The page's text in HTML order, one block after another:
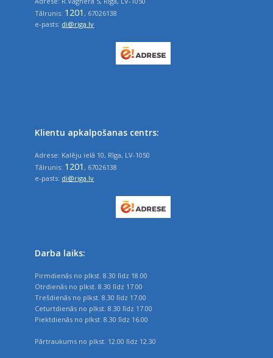
Tālrunis: 1201, 67026138
e-pasts: di@riga.lv
Klientu apkalpošanas centrs:
Adrese: Kalēju ielā 10, Rīga, LV-1050
Tālrunis: 1201 , 67026138
e-pasts: di@riga.lv
Darba laiks:
Pirmdienās no plkst. 8.30 līdz 18.00
Otrdienās no plkst. 8.30 līdz 17.00
Trešdienās no plkst. 8.30 līdz 17.00
Ceturtdienās no plkst. 8.30 līdz 17.00
Piektdienās no plkst. 8.30 līdz 16.00
Pārtraukums no plkst. 12.00 līdz 12.30